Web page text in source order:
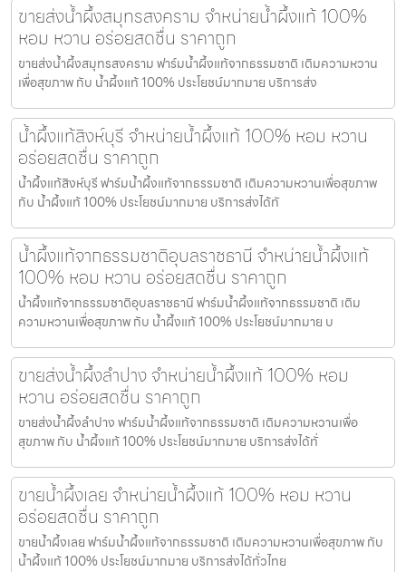
ขายส่งน้ำผึ้งสมุทรสงคราม จำหน่ายน้ำผึ้งแท้ 100%
หอม หวาน อร่อยสดชื่น ราคาถูก
ขายส่งน้ำผึ้งสมุทรสงคราม ฟาร์มน้ำผึ้งแท้จากธรรมชาติ เติมความหวาน
เพื่อสุขภาพ กับ น้ำผึ้งแท้ 100% ประโยชน์มากมาย บริการส่ง
น้ำผึ้งแท้สิงห์บุรี จำหน่ายน้ำผึ้งแท้ 100% หอม หวาน
อร่อยสดชื่น ราคาถูก
น้ำผึ้งแท้สิงห์บุรี ฟาร์มน้ำผึ้งแท้จากธรรมชาติ เติมความหวานเพื่อสุขภาพ
กับ น้ำผึ้งแท้ 100% ประโยชน์มากมาย บริการส่งได้ทั
น้ำผึ้งแท้จากธรรมชาติอุบลราชธานี จำหน่ายน้ำผึ้งแท้
100% หอม หวาน อร่อยสดชื่น ราคาถูก
น้ำผึ้งแท้จากธรรมชาติอุบลราชธานี ฟาร์มน้ำผึ้งแท้จากธรรมชาติ เติม
ความหวานเพื่อสุขภาพ กับ น้ำผึ้งแท้ 100% ประโยชน์มากมาย บ
ขายส่งน้ำผึ้งลำปาง จำหน่ายน้ำผึ้งแท้ 100% หอม
หวาน อร่อยสดชื่น ราคาถูก
ขายส่งน้ำผึ้งลำปาง ฟาร์มน้ำผึ้งแท้จากธรรมชาติ เติมความหวานเพื่อ
สุขภาพ กับ น้ำผึ้งแท้ 100% ประโยชน์มากมาย บริการส่งได้ทั่
ขายน้ำผึ้งเลย จำหน่ายน้ำผึ้งแท้ 100% หอม หวาน
อร่อยสดชื่น ราคาถูก
ขายน้ำผึ้งเลย ฟาร์มน้ำผึ้งแท้จากธรรมชาติ เติมความหวานเพื่อสุขภาพ กับ
น้ำผึ้งแท้ 100% ประโยชน์มากมาย บริการส่งได้ทั่วไทย